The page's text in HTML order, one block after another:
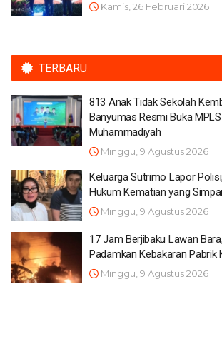
Kamis, 26 Februari 2026
TERBARU
813 Anak Tidak Sekolah
Banyumas Resmi Buka
Muhammadiyah
Minggu, 9 Agustus 2026
Keluarga Sutrimo Lapor
Hukum Kematian yang
Minggu, 9 Agustus 2026
17 Jam Berjibaku Lawan
Padamkan Kebakaran Pabrik
Minggu, 9 Agustus 2026